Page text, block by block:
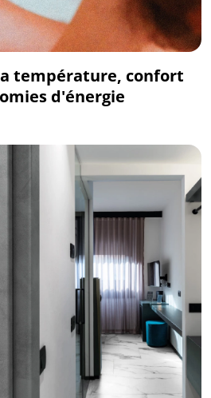
température, confort
d'énergie